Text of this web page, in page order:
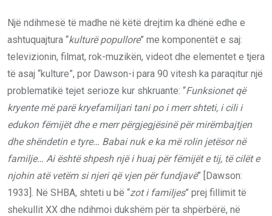
Një ndihmesë të madhe në këtë drejtim ka dhënë edhe e
ashtuquajtura “kulturë popullore” me komponentët e saj:
televizionin, filmat, rok-muzikën, videot dhe elementet e tjera
të asaj “kulture”, por Dawson-i para 90 vitesh ka paraqitur një
problematikë tejet serioze kur shkruante: “Funksionet që
kryente më parë kryefamiljari tani po i merr shteti, i cili i
edukon fëmijët dhe e merr përgjegjësinë për mirëmbajtjen
dhe shëndetin e tyre… Babai nuk e ka më rolin jetësor në
familje… Ai është shpesh një i huaj për fëmijët e tij, të cilët e
njohin atë vetëm si njeri që vjen për fundjavë” [Dawson:
1933]. Në SHBA, shteti u bë “zot i familjes” prej fillimit të
shekullit XX dhe ndihmoi dukshëm për ta shpërbërë, në